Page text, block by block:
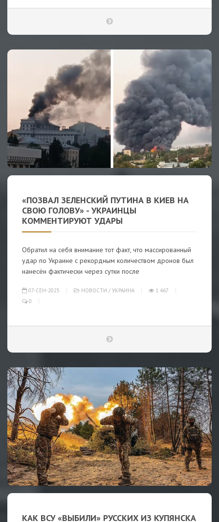
«ПОЗВАЛ ЗЕЛЕНСКИЙ ПУТИНА В КИЕВ НА
СВОЮ ГОЛОВУ» - УКРАИНЦЫ
КОММЕНТИРУЮТ УДАРЫ
Обратил на себя внимание тот факт, что массированный
удар по Украине с рекордным количеством дронов был
нанесён фактически через сутки после
07-СЕН-2025 НОВОСТИ / УКРАИНА
1 467
0
КАК ВСУ «ВЫБИЛИ» РУССКИХ ИЗ КУПЯНСКА